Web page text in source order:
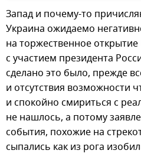
Запад и почему-то
Украина ожидаемо
на торжественное
с участием президента
сделано это было, прежде
и отсутствия возможности
и спокойно смириться с
не нашлось, а потому
события, похожие на
сыпались как из рога